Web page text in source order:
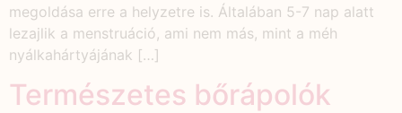
megoldása erre a helyzetre is. Általában 5-7 nap alatt
lezajlik a menstruáció, ami nem más, mint a méh
nyálkahártyájának […]
Természetes bőrápolók